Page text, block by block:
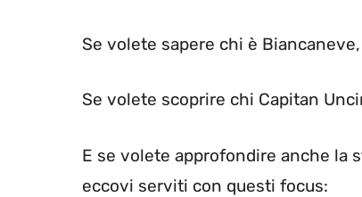
Se volete sapere chi è
Se volete scoprire chi Capitan
E se volete approfondire anche la
eccovi serviti con questi focus: